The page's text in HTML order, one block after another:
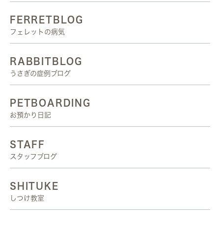
FERRETBLOG
フェレットの病気
RABBITBLOG
うさぎの症例ブログ
PETBOARDING
お預かり日記
STAFF
スタッフブログ
SHITUKE
しつけ教室